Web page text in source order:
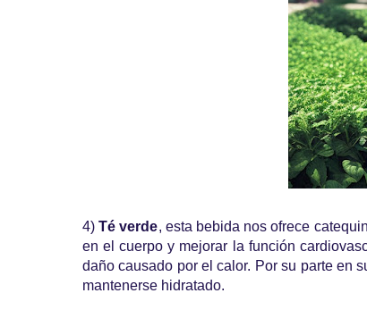
4)Té verde, esta bebida nos ofrece
en el cuerpo y mejorar la función
daño causado por el calor. Por su parte en
mantenerse hidratado.